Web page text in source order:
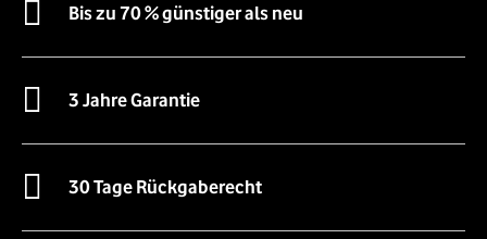
Bis zu 70 % günstiger als neu
3 Jahre Garantie
30 Tage Rückgaberecht